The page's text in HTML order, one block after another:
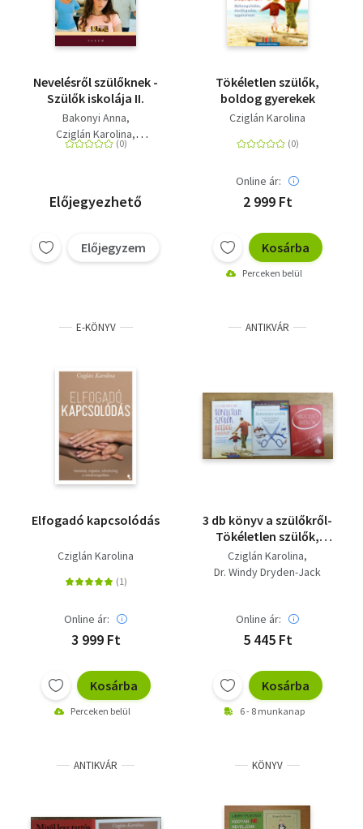
Nevelésről szülőknek -
Szülők iskolája II.
Bakonyi Anna
Cziglán Karolina
Nemes Éva
Tari Annamária Vajna Virág
Előjegyezhető
Előjegyzem
Tökéletlen szülők,
boldog gyerekek
Cziglán Karolina
Online ár:
2 999 Ft
Kosárba
Perceken belül
E-KÖNYV
Elfogadó kapcsolódás
Cziglán Karolina
Online ár:
3 999 Ft
Kosárba
Perceken belül
ANTIKVÁR
3 db könyv a szülőkről-
Tökéletlen szülők,
boldog gyerekek,
Rettenetes szülők,
Cziglán Karolina
Dr. Windy Dryden-Jack
Online ár:
5 445 Ft
Kosárba
6 - 8 munkanap
ANTIKVÁR KÖNYV